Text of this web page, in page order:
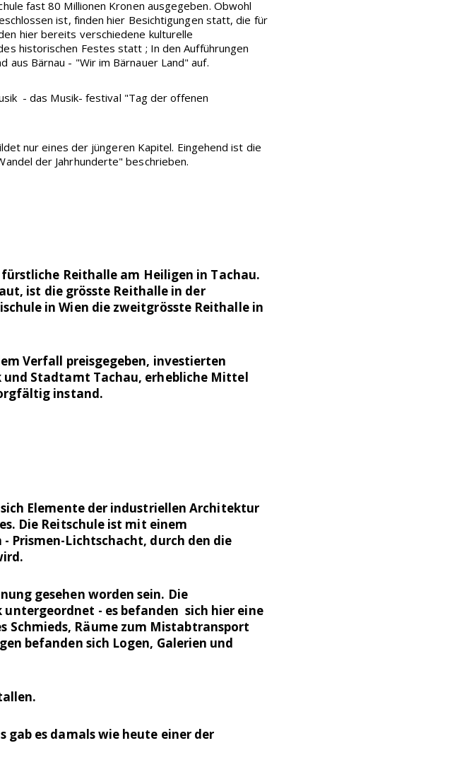
fast 80 Millionen Kronen ausgegeben. Obwohl
ist, finden hier Besichtigungen statt, die für
hier bereits verschiedene kulturelle
historischen Festes statt ; In den Aufführungen
aus Bärnau - "Wir im Bärnauer Land" auf.
- das Musik- festival "Tag der offenen
nur eines der jüngeren Kapitel. Eingehend ist die
der Jahrhunderte" beschrieben.
Reithalle am Heiligen in Tachau.
ist die grösste Reithalle in der
in Wien die zweitgrösste Reithalle in
Verfall preisgegeben, investierten
Stadtamt Tachau, erhebliche Mittel
instand.
Elemente der industriellen Architektur
Die Reitschule ist mit einem
Prismen-Lichtschacht, durch den die
gesehen worden sein. Die
- es befanden sich hier eine
Schmieds, Räume zum Mistabtransport
befanden sich Logen, Galerien und
gab es damals wie heute einer der